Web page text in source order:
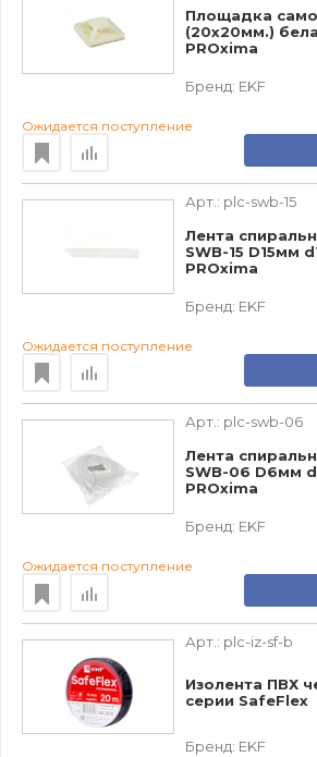
Площадка
(20х20мм.)
PROxima
Бренд: EKF
Ожидается поступление
Арт.: plc-swb-15
Лента
SWB-15 D15мм
PROxima
Бренд: EKF
Ожидается поступление
Арт.: plc-swb-06
Лента
SWB-06 D6мм
PROxima
Бренд: EKF
Ожидается поступление
Арт.: plc-iz-sf-b
Изолента ПВХ
серии SafeFlex
Бренд: EKF